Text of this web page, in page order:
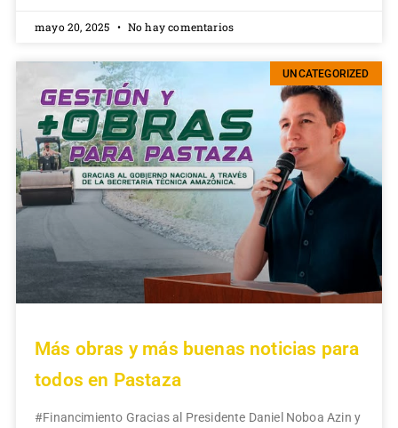
mayo 20, 2025 No hay comentarios
UNCATEGORIZED
Más obras y más buenas noticias para
todos en Pastaza
#Financimiento Gracias al Presidente Daniel Noboa Azin y